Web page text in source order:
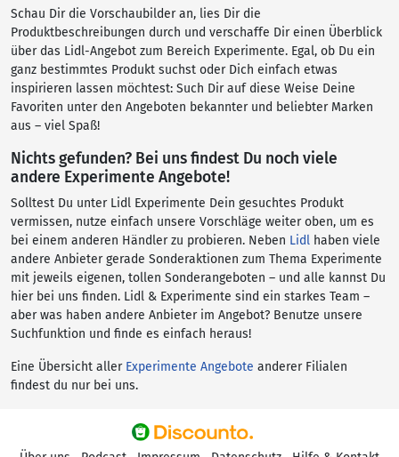
Schau Dir die Vorschaubilder an, lies Dir die
Produktbeschreibungen durch und verschaffe Dir einen Überblick
über das Lidl-Angebot zum Bereich Experimente. Egal, ob Du ein
ganz bestimmtes Produkt suchst oder Dich einfach etwas
inspirieren lassen möchtest: Such Dir auf diese Weise Deine
Favoriten unter den Angeboten bekannter und beliebter Marken
aus – viel Spaß!
Nichts gefunden? Bei uns findest Du noch viele
andere Experimente Angebote!
Solltest Du unter Lidl Experimente Dein gesuchtes Produkt
vermissen, nutze einfach unsere Vorschläge weiter oben, um es
bei einem anderen Händler zu probieren. Neben Lidl haben viele
andere Anbieter gerade Sonderaktionen zum Thema Experimente
mit jeweils eigenen, tollen Sonderangeboten – und alle kannst Du
hier bei uns finden. Lidl & Experimente sind ein starkes Team –
aber was haben andere Anbieter im Angebot? Benutze unsere
Suchfunktion und finde es einfach heraus!
Eine Übersicht aller Experimente Angebote anderer Filialen
findest du nur bei uns.